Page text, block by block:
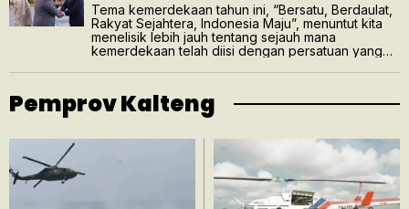
Tema kemerdekaan tahun ini, “Bersatu, Berdaulat,
Rakyat Sejahtera, Indonesia Maju”, menuntut kita
menelisik lebih jauh tentang sejauh mana
kemerdekaan telah diisi dengan persatuan yang…
Pemprov Kalteng